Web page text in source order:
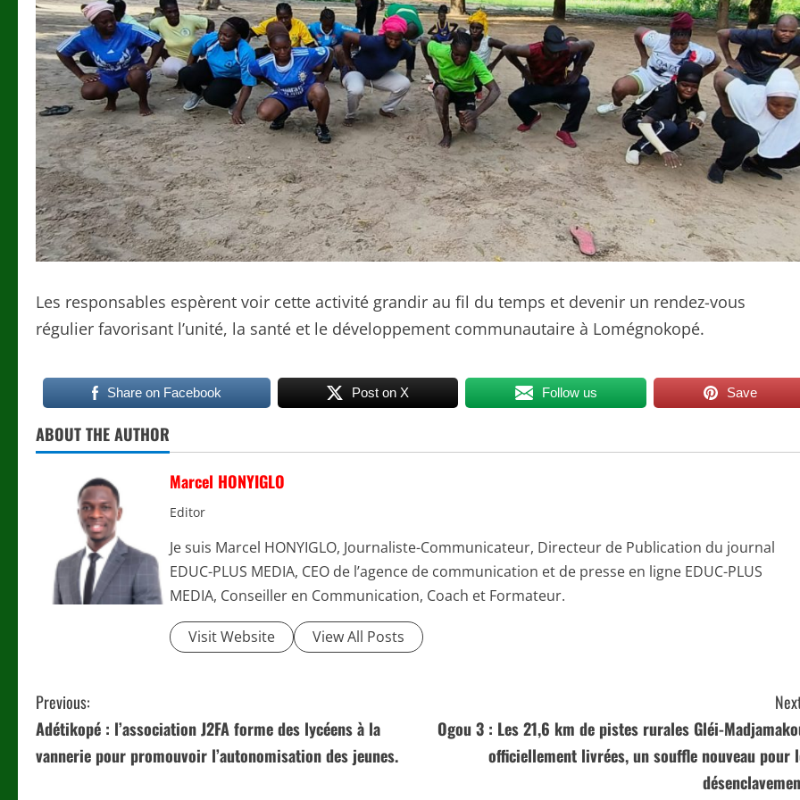
Les responsables espèrent voir cette activité grandir au fil du temps et devenir un rendez-vous
régulier favorisant l’unité, la santé et le développement communautaire à Lomégnokopé.
Share on Facebook Post on X Follow us Save
ABOUT THE AUTHOR
Marcel HONYIGLO
Editor
Je suis Marcel HONYIGLO, Journaliste-Communicateur, Directeur de Publication du journal
EDUC-PLUS MEDIA, CEO de l’agence de communication et de presse en ligne EDUC-PLUS
MEDIA, Conseiller en Communication, Coach et Formateur.
Visit Website View All Posts
C
o
Previous:
Adétikopé : l’association J2FA forme des lycéens à la
vannerie pour promouvoir l’autonomisation des jeunes.
Ogou 3 : Les 21,6 km de pistes rurales Gléi-
officiellement livrées, un souffle nouveau pour